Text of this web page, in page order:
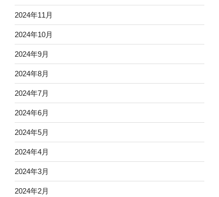
2024年11月
2024年10月
2024年9月
2024年8月
2024年7月
2024年6月
2024年5月
2024年4月
2024年3月
2024年2月